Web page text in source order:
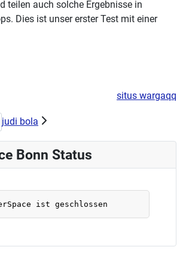
teilen auch solche Ergebnisse in
Dies ist unser erster Test mit einer
situs wargaqq
Beitrag: Kryptografie ohne Mathe
judi bola
Bonn Status